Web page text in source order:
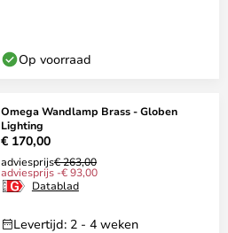
Op voorraad
Omega Wandlamp Brass - Globen
Lighting
€ 170,00
adviesprijs€ 263,00
adviesprijs -€ 93,00
Datablad
Levertijd: 2 - 4 weken